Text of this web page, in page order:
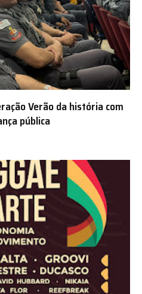
Verão da história com
pública